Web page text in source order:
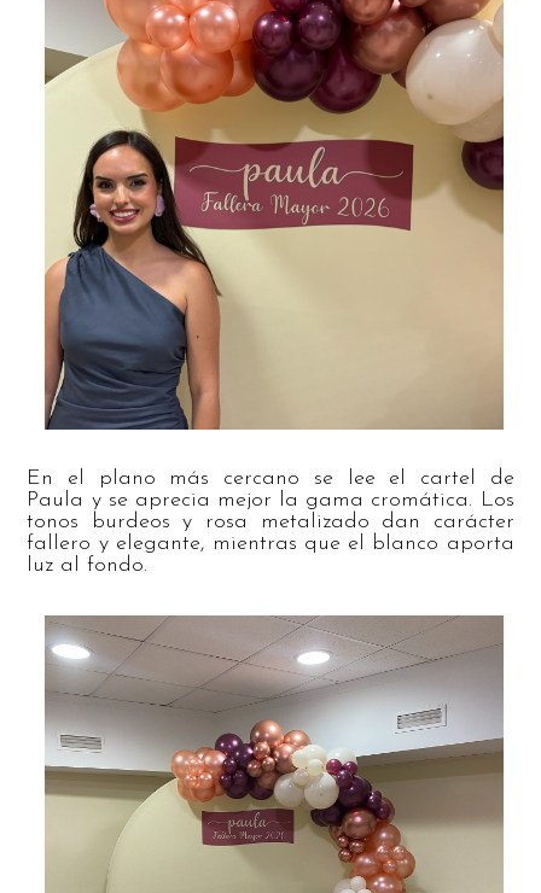
En el plano más cercano se lee el cartel de
Paula y se aprecia mejor la gama cromática. Los
tonos burdeos y rosa metalizado dan carácter
fallero y elegante, mientras que el blanco aporta
luz al fondo.